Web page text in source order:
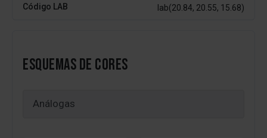
Código LAB lab(20.84, 20.55, 15.68)
ESQUEMAS DE CORES